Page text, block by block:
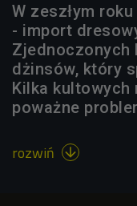
W zeszłym
- import
Zjednoczonych
dżinsów, który
Kilka kultowych
poważne
rozwiń 